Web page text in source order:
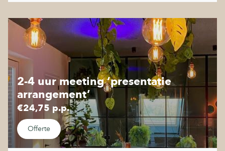
2-4 uur meeting ‘presentatie
arrangement’
€24,75 p.p.
Offerte